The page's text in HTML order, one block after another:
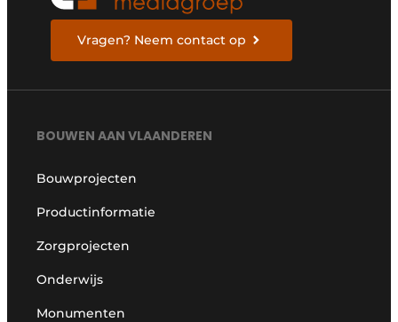
Vragen? Neem contact op
BOUWEN AAN VLAANDEREN
Bouwprojecten
Productinformatie
Zorgprojecten
Onderwijs
Monumenten